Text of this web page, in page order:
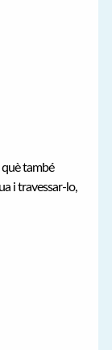
també
i travessar-lo,